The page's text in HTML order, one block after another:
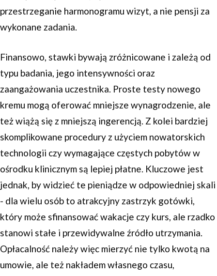
przestrzeganie harmonogramu wizyt, a nie pensji za
wykonane zadania.
Finansowo, stawki bywają zróżnicowane i zależą od
typu badania, jego intensywności oraz
zaangażowania uczestnika. Proste testy nowego
kremu mogą oferować mniejsze wynagrodzenie, ale
też wiążą się z mniejszą ingerencją. Z kolei bardziej
skomplikowane procedury z użyciem nowatorskich
technologii czy wymagające częstych pobytów w
ośrodku klinicznym są lepiej płatne. Kluczowe jest
jednak, by widzieć te pieniądze w odpowiedniej skali
- dla wielu osób to atrakcyjny zastrzyk gotówki,
który może sfinansować wakacje czy kurs, ale rzadko
stanowi stałe i przewidywalne źródło utrzymania.
Opłacalność należy więc mierzyć nie tylko kwotą na
umowie, ale też nakładem własnego czasu,